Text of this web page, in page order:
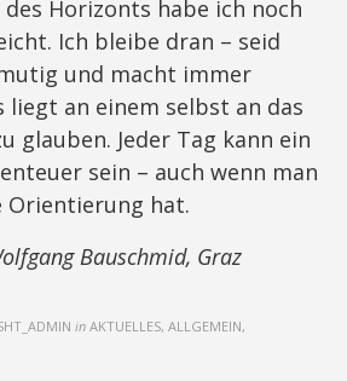
des Horizonts habe ich noch
Ich bleibe dran – seid
und macht immer
liegt an einem selbst an das
glauben. Jeder Tag kann ein
sein – auch wenn man
Orientierung hat.
Bauschmid, Graz
in AKTUELLES, ALLGEMEIN,